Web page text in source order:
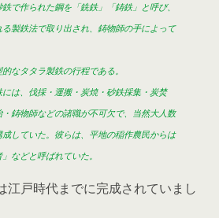
で作られた鋼を「銑鉄」「鋳鉄」と呼び、
る製鉄法で取り出され、鋳物師の手によって
なタタラ製鉄の行程である。
には、伐採・運搬・炭焼・砂鉄採集・炭焚
鋳物師などの諸職が不可欠で、当然大人数
していた。彼らは、平地の稲作農民からは
などと呼ばれていた。
江戸時代までに完成されていまし